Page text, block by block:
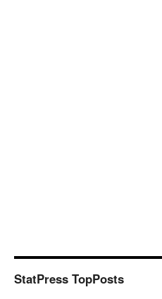
StatPress TopPosts